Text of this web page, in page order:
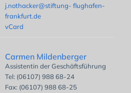
j.nothacker@stiftung- flughafen-
frankfurt.de
vCard
Carmen Mildenberger
Assistentin der Geschäftsführung
Tel: (06107) 988 68-24
Fax: (06107) 988 68-25